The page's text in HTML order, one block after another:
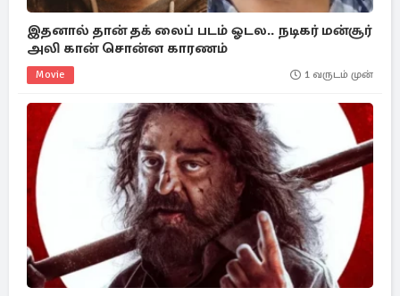
இதனால் தான் தக் லைப் படம் ஓடல.. நடிகர் மன்சூர்
அலி கான் சொன்ன காரணம்
Movie 1 வருடம் முன்